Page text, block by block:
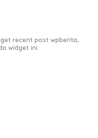
recent post wpberita,
widget ini.